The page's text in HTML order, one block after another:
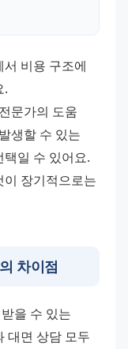
비용 구조에
.
문가의 도움
생할 수 있는
일 수 있어요.
장기적으로는
차이점
을 수 있는
대면 상담 모두